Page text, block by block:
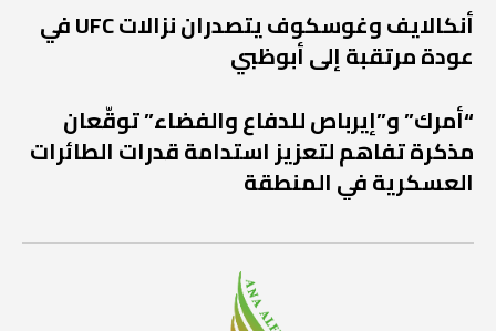
أنكالايف وغوسكوف يتصدران نزالات UFC في
عودة مرتقبة إلى أبوظبي
“أمرك” و”إيرباص للدفاع والفضاء” توقّعان
مذكرة تفاهم لتعزيز استدامة قدرات الطائرات
العسكرية في المنطقة